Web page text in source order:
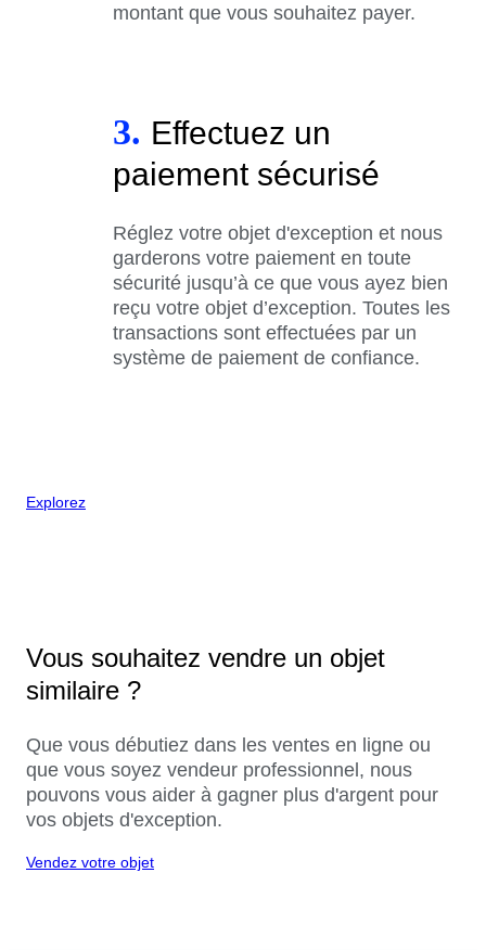
montant que vous souhaitez payer.
3. Effectuez un
paiement sécurisé
Réglez votre objet d'exception et nous
garderons votre paiement en toute
sécurité jusqu’à ce que vous ayez bien
reçu votre objet d’exception. Toutes les
transactions sont effectuées par un
système de paiement de confiance.
Explorez
Vous souhaitez vendre un objet
similaire ?
Que vous débutiez dans les ventes en ligne ou
que vous soyez vendeur professionnel, nous
pouvons vous aider à gagner plus d'argent pour
vos objets d'exception.
Vendez votre objet